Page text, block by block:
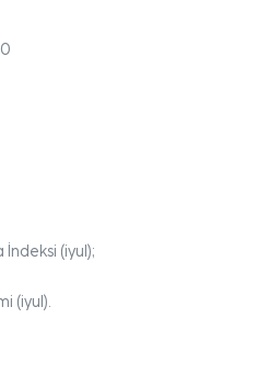
İndeksi (iyul);
(iyul).